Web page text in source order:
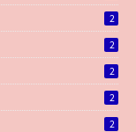
2
2
2
2
2